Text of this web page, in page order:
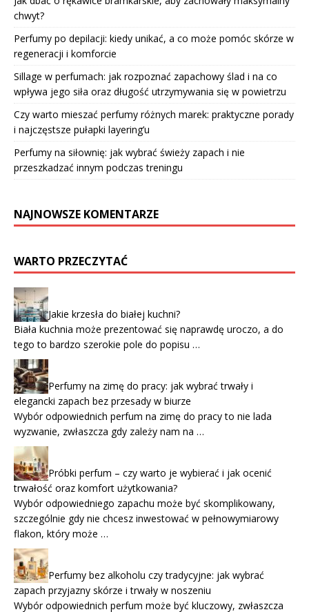
chwyt?
Perfumy po depilacji: kiedy unikać, a co może pomóc skórze w
regeneracji i komforcie
Sillage w perfumach: jak rozpoznać zapachowy ślad i na co
wpływa jego siła oraz długość utrzymywania się w powietrzu
Czy warto mieszać perfumy różnych marek: praktyczne porady
i najczęstsze pułapki layering’u
Perfumy na siłownię: jak wybrać świeży zapach i nie
przeszkadzać innym podczas treningu
NAJNOWSZE KOMENTARZE
WARTO PRZECZYTAĆ
Jakie krzesła do białej kuchni?
Biała kuchnia może prezentować się naprawdę uroczo, a do
tego to bardzo szerokie pole do popisu …
Perfumy na zimę do pracy: jak wybrać trwały i
elegancki zapach bez przesady w biurze
Wybór odpowiednich perfum na zimę do pracy to nie lada
wyzwanie, zwłaszcza gdy zależy nam na …
Próbki perfum – czy warto je wybierać i jak ocenić
trwałość oraz komfort użytkowania?
Wybór odpowiedniego zapachu może być skomplikowany,
szczególnie gdy nie chcesz inwestować w pełnowymiarowy
flakon, który może …
Perfumy bez alkoholu czy tradycyjne: jak wybrać
zapach przyjazny skórze i trwały w noszeniu
Wybór odpowiednich perfum może być kluczowy, zwłaszcza